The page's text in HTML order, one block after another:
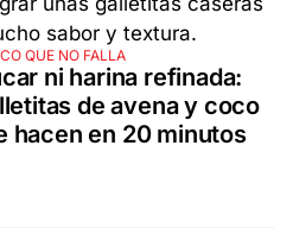
QUE NO FALLA
ni harina refinada:
de avena y coco
hacen en 20 minutos